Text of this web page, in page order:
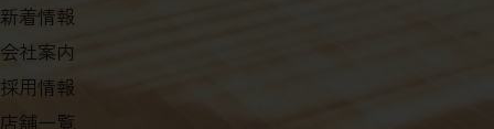
新着情報
会社案内
採用情報
店舗一覧